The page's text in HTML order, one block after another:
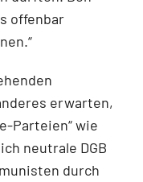
offenbar
erwarten,
Parteien“ wie
neutrale DGB
durch